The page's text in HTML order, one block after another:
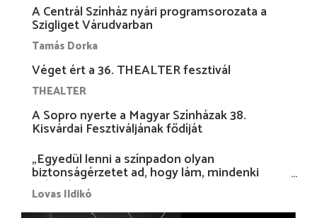
A Centrál Színház nyári programsorozata a
Szigliget Várudvarban
Tamás Dorka
Véget ért a 36. THEALTER fesztivál
THEALTER
A Sopro nyerte a Magyar Színházak 38.
Kisvárdai Fesztiváljának fődíját
„Egyedül lenni a színpadon olyan
biztonságérzetet ad, hogy lám, mindenki
más nélkül is megvagyok magammal…”
Lovas Ildikó